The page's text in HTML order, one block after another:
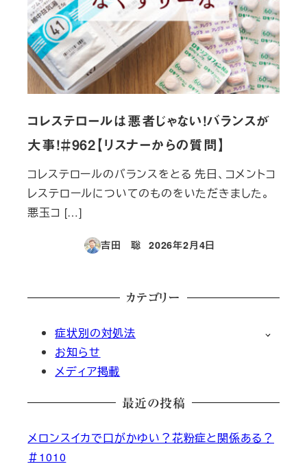
コレステロールは悪者じゃない！バランスが
大事！＃962【リスナーからの質問】
コレステロールのバランスをとる 先日、コメントコ
レステロールについてのものをいただきました。
悪玉コ […]
吉田 聡
投稿日
2026年2月4日
カテゴリー
症状別の対処法
お知らせ
メディア掲載
最近の投稿
メロンスイカで口がかゆい？花粉症と関係ある？
＃1010